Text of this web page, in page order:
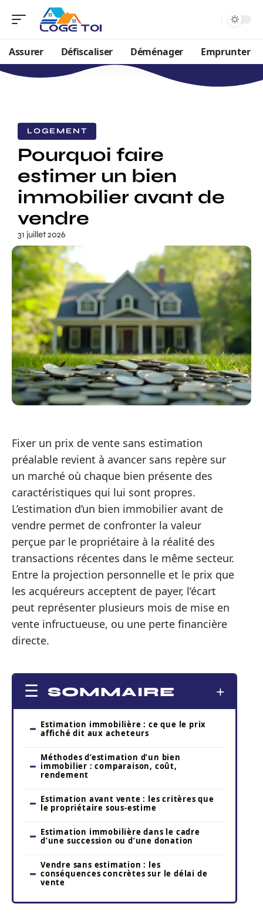
Assurer Défiscaliser Déménager Emprunter
LOGEMENT
Pourquoi faire
estimer un bien
immobilier avant de
vendre
31 juillet 2026
Fixer un prix de vente sans estimation
préalable revient à avancer sans repère sur
un marché où chaque bien présente des
caractéristiques qui lui sont propres.
L’estimation d’un bien immobilier avant de
vendre permet de confronter la valeur
perçue par le propriétaire à la réalité des
transactions récentes dans le même secteur.
Entre la projection personnelle et le prix que
les acquéreurs acceptent de payer, l’écart
peut représenter plusieurs mois de mise en
vente infructueuse, ou une perte financière
directe.
SOMMAIRE
Estimation immobilière : ce que le prix
affiché dit aux acheteurs
Méthodes d’estimation d’un bien
immobilier : comparaison, coût,
rendement
Estimation avant vente : les critères que
le propriétaire sous-estime
Estimation immobilière dans le cadre
d’une succession ou d’une donation
Vendre sans estimation : les
conséquences concrètes sur le délai de
vente